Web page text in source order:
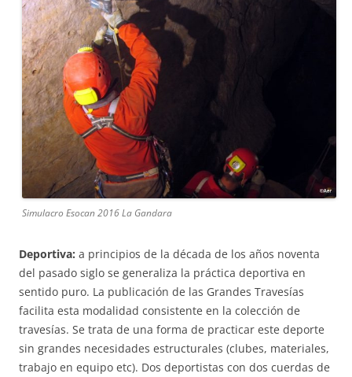
Simulacro Esocan 2016 La Gandara
Deportiva: a principios de la década de los años noventa
del pasado siglo se generaliza la práctica deportiva en
sentido puro. La publicación de las Grandes Travesías
facilita esta modalidad consistente en la colección de
travesías. Se trata de una forma de practicar este deporte
sin grandes necesidades estructurales (clubes, materiales,
trabajo en equipo etc). Dos deportistas con dos cuerdas de